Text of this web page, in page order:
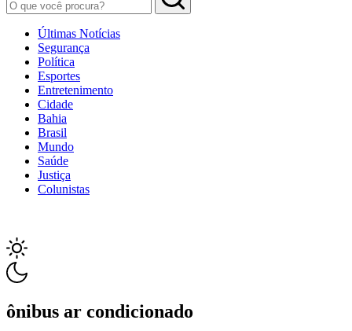
Últimas Notícias
Segurança
Política
Esportes
Entretenimento
Cidade
Bahia
Brasil
Mundo
Saúde
Justiça
Colunistas
ônibus ar condicionado